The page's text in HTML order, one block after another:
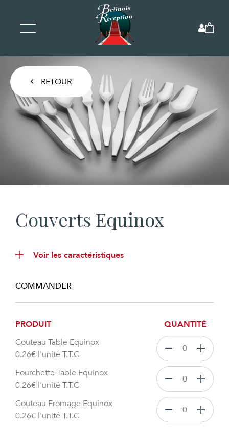
Couverts Equinox
Voir les caractéristiques
COMMANDER
PRODUIT
QUANTITÉ
Couteau Table Equinox
0.26€ l'unité T.T.C
Fourchette Table Equinox
0.26€ l'unité T.T.C
Couteau Fromage Equinox
0.26€ l'unité T.T.C
RETOUR